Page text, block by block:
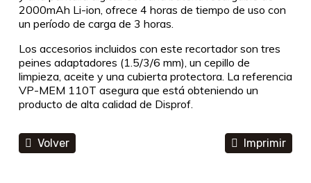
2000mAh Li-ion, ofrece 4 horas de tiempo de uso con
un período de carga de 3 horas.
Los accesorios incluidos con este recortador son tres
peines adaptadores (1.5/3/6 mm), un cepillo de
limpieza, aceite y una cubierta protectora. La referencia
VP-MEM 110T asegura que está obteniendo un
producto de alta calidad de Disprof.
Volver Imprimir